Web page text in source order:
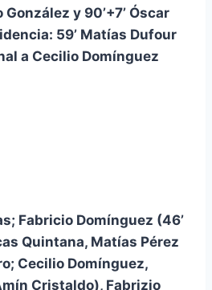
González y 90’+7’ Óscar
59’ Matías Dufour
a Cecilio Domínguez
Fabricio Domínguez (46’
Quintana, Matías Pérez
Cecilio Domínguez,
Cristaldo), Fabrizio